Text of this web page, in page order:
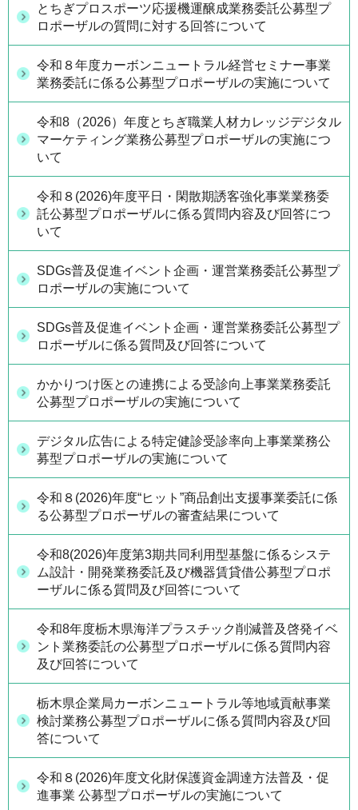
とちぎプロスポーツ応援機運醸成業務委託公募型プ
ロポーザルの質問に対する回答について
令和８年度カーボンニュートラル経営セミナー事業
業務委託に係る公募型プロポーザルの実施について
令和8（2026）年度とちぎ職業人材カレッジデジタル
マーケティング業務公募型プロポーザルの実施につ
いて
令和８(2026)年度平日・閑散期誘客強化事業業務委
託公募型プロポーザルに係る質問内容及び回答につ
いて
SDGs普及促進イベント企画・運営業務委託公募型プ
ロポーザルの実施について
SDGs普及促進イベント企画・運営業務委託公募型プ
ロポーザルに係る質問及び回答について
かかりつけ医との連携による受診向上事業業務委託
公募型プロポーザルの実施について
デジタル広告による特定健診受診率向上事業業務公
募型プロポーザルの実施について
令和８(2026)年度“ヒット”商品創出支援事業委託に係
る公募型プロポーザルの審査結果について
令和8(2026)年度第3期共同利用型基盤に係るシステ
ム設計・開発業務委託及び機器賃貸借公募型プロポ
ーザルに係る質問及び回答について
令和8年度栃木県海洋プラスチック削減普及啓発イベ
ント業務委託の公募型プロポーザルに係る質問内容
及び回答について
栃木県企業局カーボンニュートラル等地域貢献事業
検討業務公募型プロポーザルに係る質問内容及び回
答について
令和８(2026)年度文化財保護資金調達方法普及・促
進事業 公募型プロポーザルの実施について